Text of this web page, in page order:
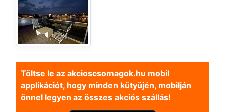
Töltse le az akcioscsomagok.hu mobil
applikációt, hogy minden kütyüjén, mobilján
önnel legyen az összes akciós szállás!